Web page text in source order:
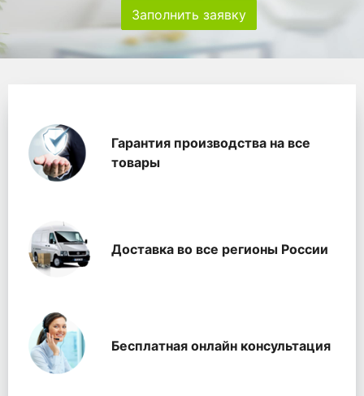
Заполнить заявку
WhitePackГарантия производства на все
товары
Доставка во все регионы России
Бесплатная онлайн консультация